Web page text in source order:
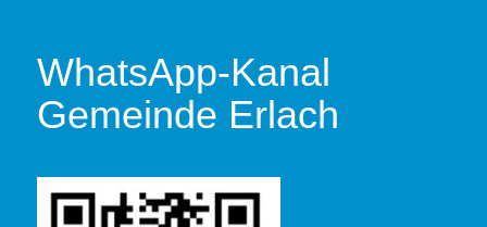
WhatsApp-Kanal
Gemeinde Erlach